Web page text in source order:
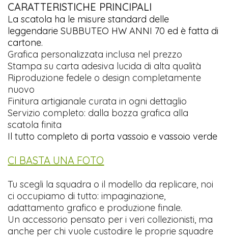
CARATTERISTICHE PRINCIPALI
La scatola ha le misure standard delle
leggendarie SUBBUTEO HW ANNI 70 ed è fatta di
cartone.
Grafica personalizzata inclusa nel prezzo
Stampa su carta adesiva lucida di alta qualità
Riproduzione fedele o design completamente
nuovo
Finitura artigianale curata in ogni dettaglio
Servizio completo: dalla bozza grafica alla
scatola finita
Il tutto completo di porta vassoio e vassoio verde
CI BASTA UNA FOTO
Tu scegli la squadra o il modello da replicare, noi
ci occupiamo di tutto: impaginazione,
adattamento grafico e produzione finale.
Un accessorio pensato per i veri collezionisti, ma
anche per chi vuole custodire le proprie squadre